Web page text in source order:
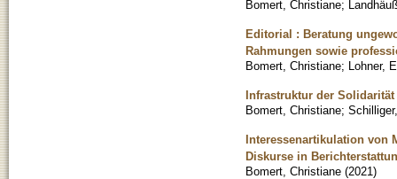
Bomert, Christiane;
Editorial : Beratung
Rahmungen sowie
Bomert, Christiane; Lohner,
Infrastruktur der
Bomert, Christiane;
Interessenartikulation von
Diskurse in
Bomert, Christiane (2021)